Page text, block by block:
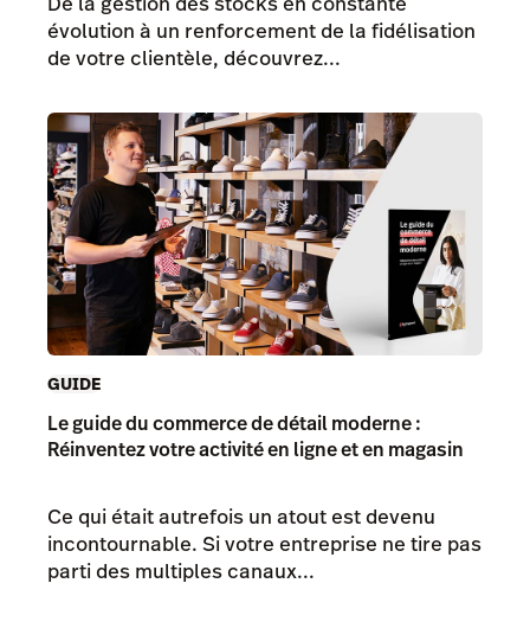
évolution à un renforcement de la fidélisation
de votre clientèle, découvrez...
GUIDE
Le guide du commerce de détail moderne :
Réinventez votre activité en ligne et en magasin
Ce qui était autrefois un atout est devenu
incontournable. Si votre entreprise ne tire pas
parti des multiples canaux...